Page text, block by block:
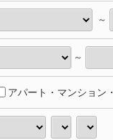
～
～
アパート・マンション